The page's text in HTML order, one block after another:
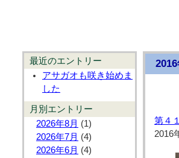
最近のエントリー
アサガオも咲き始めま
した
月別エントリー
2026年8月 (1)
2026年7月 (4)
2026年6月 (4)
第４
2016